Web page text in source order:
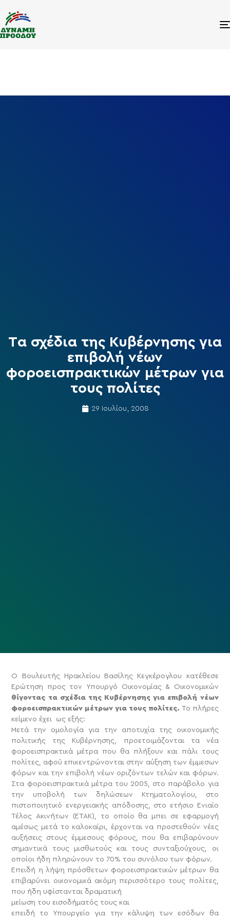
Tα σχέδια της Κυβέρνησης για
επιβολή νέων
φοροεισπρακτικών μέτρων για
τους πολίτες
29 Ιουλίου, 2008
Ο Βουλευτής Ηρακλείου Βασίλης Κεγκέρογλου κατέθεσε
Ερώτηση προς τον Υπουργό Οικονομίας & Οικονομικών
θίγοντας τα σχέδια της Κυβέρνησης για επιβολή νέων
φοροεισπρακτικών μέτρων για τους πολίτες. Το πλήρες
κείμενο έχει ως εξής:
Μετά την ομολογία για την αποτυχία της οικονομικής
πολιτικής της Κυβέρνησης, προετοιμάζονται τα νέα
φοροεισπρακτικά μέτρα που θα πλήξουν και πάλι τους
πολίτες, αφού επικεντρώνονται στην αύξηση των έμμεσων
φόρων και την επιβολή νέων οριζόντων τελών και φόρων.
Στα φοροεισπρακτικά μέτρα του 2005, στο παράβολο για
την υποβολή των δηλώσεων Κτηματολογίου, στο
πιστοποιητικό ενεργειακής απόδοσης, στο ετήσιο Ενιαίο
Τέλος Ακινήτων (ΕΤΑΚ), το οποίο θα μπει σε εφαρμογή
αμέσως μετά το καλοκαίρι, έρχονται να προστεθούν νέες
αυξήσεις στους έμμεσους φόρους, που θα επιβαρύνουν
σημαντικά τους μισθωτούς και τους συνταξιούχους, οι
οποίοι ήδη πληρώνουν το 70% του συνόλου των φόρων.
Επειδή η λήψη πρόσθετων φοροεισπρακτικών μέτρων θα
επιβαρύνει οικονομικά ακόμη περισσότερο τους πολίτες,
που ήδη υφίστανται δραματική
μείωση του εισοδήματός τους και
επειδή το Υπουργείο για την κάλυψη των εσόδων θα